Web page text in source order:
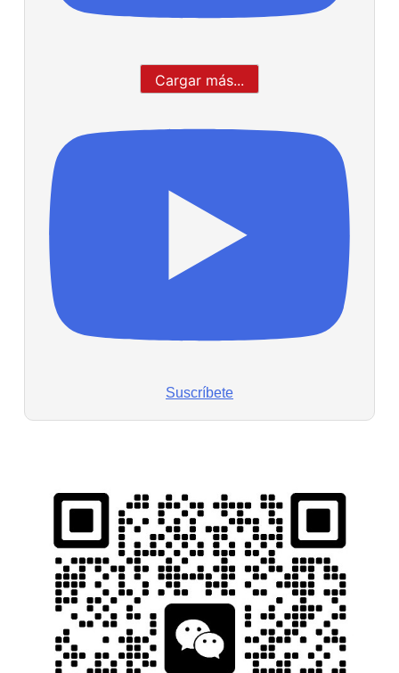
Cargar más...
Suscríbete